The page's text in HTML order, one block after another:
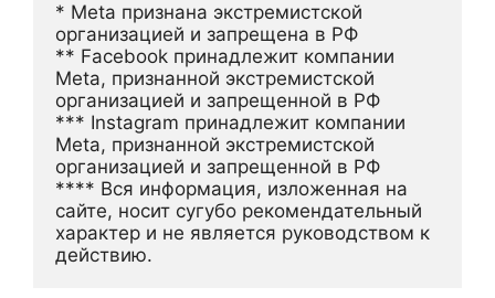
* Meta признана экстремистской
организацией и запрещена в РФ
** Facebook принадлежит компании
Meta, признанной экстремистской
организацией и запрещенной в РФ
*** Instagram принадлежит компании
Meta, признанной экстремистской
организацией и запрещенной в РФ
**** Вся информация, изложенная на
сайте, носит сугубо рекомендательный
характер и не является руководством к
действию.